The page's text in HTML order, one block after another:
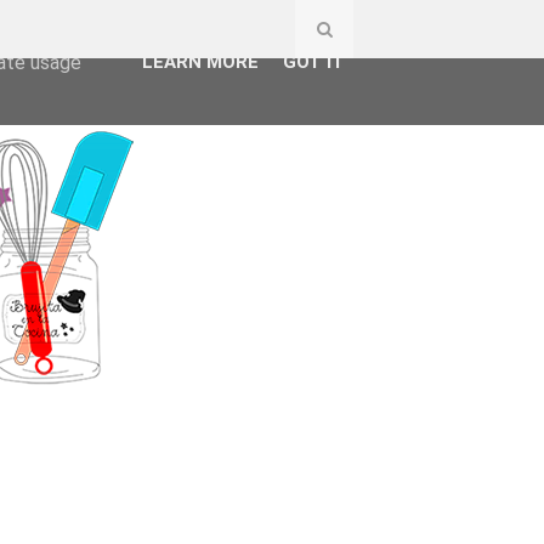
agent
usage
LEARN MORE GOT IT